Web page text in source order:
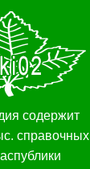
содержит
справочных